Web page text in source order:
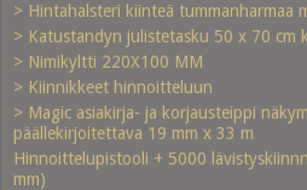
> Hintahalsteri kiinteä tummanharmaa
> Katustandyn julistetasku 50 x 70 cm
> Nimikyltti 220X100 MM
> Kiinnikkeet hinnoitteluun
> Magic asiakirja- ja korjausteippi
päällekirjoitettava 19 mm x 33 m
Hinnoittelupistooli + 5000
mm)